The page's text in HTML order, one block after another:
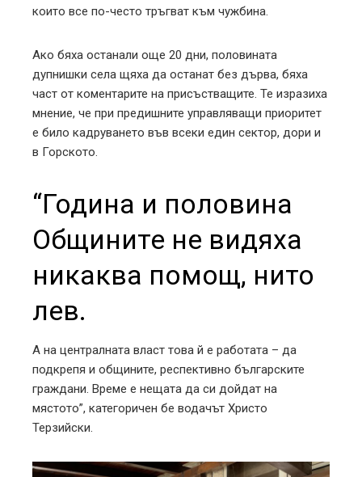
които все по-често тръгват към чужбина.
Ако бяха останали още 20 дни, половината
дупнишки села щяха да останат без дърва, бяха
част от коментарите на присъстващите. Те изразиха
мнение, че при предишните управляващи приоритет
е било кадруването във всеки един сектор, дори и
в Горското.
“Година и половина
Общините не видяха
никаква помощ, нито
лев.
А на централната власт това й е работата – да
подкрепя и общините, респективно българските
граждани. Време е нещата да си дойдат на
мястото”, категоричен бе водачът Христо
Терзийски.